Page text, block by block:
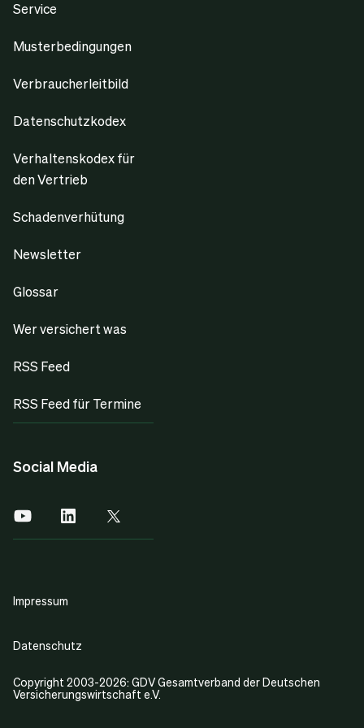
BGH-Urteil vom 26.01.2017 (Az. IX ZR 285/14): Der mit
Gesellschaft beauftragte Steuerberater muss
Mandanten auf einen möglichen Insolvenzgrund
offenkundig sind und der Mandant dieses noch nicht
realisiert hat. Dieser Gedanke wird 2021 in § 102
zum Drittschutz der Hinweis- und Warnpflichten des
juristischen Person oder Gesellschaft ohne
Inkrafttreten des Gesetzes zur
(Sta-RUG) und des Sanierungs- und
der Organpflichten zum Gegen-steuern in der
management). Hinweis- und Warnpflichten gem. § 102
StaRUG insbesondere für Steuerberater,
Neuregelung der Geschäftsführerhaftung für
durch das Finanzmarktintegritätsstärkungsgesetz
(FISG).
Service
Musterbedingungen
Verbraucherleitbild
Datenschutzkodex
Verhaltenskodex für
den Vertrieb
Schadenverhütung
Newsletter
Glossar
Wer versichert was
RSS Feed
RSS Feed für Termine
Social Media
Copyright 2003-2026: GDV Gesamtverband der Deutschen
Versicherungswirtschaft e.V.
Impressum
Datenschutz